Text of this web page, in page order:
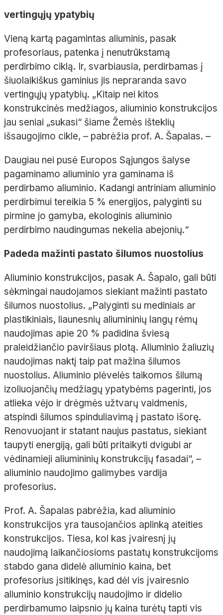
vertingųjų ypatybių
Vieną kartą pagamintas aliuminis, pasak
profesoriaus, patenka į nenutrūkstamą
perdirbimo ciklą. Ir, svarbiausia, perdirbamas į
šiuolaikiškus gaminius jis nepraranda savo
vertingųjų ypatybių. „Kitaip nei kitos
konstrukcinės medžiagos, aliuminio konstrukcijos
jau seniai „sukasi“ šiame Žemės išteklių
išsaugojimo cikle, – pabrėžia prof. A. Šapalas. –
Daugiau nei pusė Europos Sąjungos šalyse
pagaminamo aliuminio yra gaminama iš
perdirbamo aliuminio. Kadangi antriniam aliuminio
perdirbimui tereikia 5 % energijos, palyginti su
pirmine jo gamyba, ekologinis aliuminio
perdirbimo naudingumas nekelia abejonių.“
Padeda mažinti pastato šilumos nuostolius
Aliuminio konstrukcijos, pasak A. Šapalo, gali būti
sėkmingai naudojamos siekiant mažinti pastato
šilumos nuostolius. „Palyginti su mediniais ar
plastikiniais, liaunesnių aliumininių langų rėmų
naudojimas apie 20 % padidina šviesą
praleidžiančio paviršiaus plotą. Aliuminio žaliuzių
naudojimas naktį taip pat mažina šilumos
nuostolius. Aliuminio plėvelės taikomos šilumą
izoliuojančių medžiagų ypatybėms pagerinti, jos
atlieka vėjo ir drėgmės užtvarų vaidmenis,
atspindi šilumos spinduliavimą į pastato išorę.
Renovuojant ir statant naujus pastatus, siekiant
taupyti energiją, gali būti pritaikyti dvigubi ar
vėdinamieji aliumininių konstrukcijų fasadai“, –
aliuminio naudojimo galimybes vardija
profesorius.
Prof. A. Šapalas pabrėžia, kad aliuminio
konstrukcijos yra tausojančios aplinką ateities
konstrukcijos. Tiesa, kol kas įvairesnį jų
naudojimą laikančiosioms pastatų konstrukcijoms
stabdo gana didelė aliuminio kaina, bet
profesorius įsitikinęs, kad dėl vis įvairesnio
aliuminio konstrukcijų naudojimo ir didelio
perdirbamumo laipsnio jų kaina turėtų tapti vis